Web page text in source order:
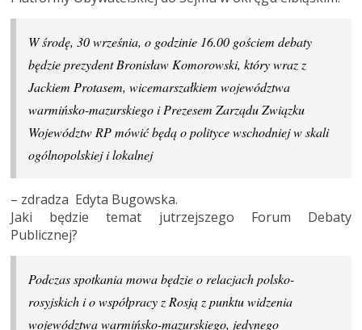
W środę, 30 września, o godzinie 16.00 gościem debaty
będzie prezydent Bronisław Komorowski, który wraz z
Jackiem Protasem, wicemarszałkiem województwa
warmińsko-mazurskiego i Prezesem Zarządu Związku
Województw RP mówić będą o polityce wschodniej w skali
ogólnopolskiej i lokalnej
– zdradza Edyta Bugowska.
Jaki będzie temat jutrzejszego Forum Debaty
Publicznej?
Podczas spotkania mowa będzie o relacjach polsko-
rosyjskich i o współpracy z Rosją z punktu widzenia
województwa warmińsko-mazurskiego, jedynego